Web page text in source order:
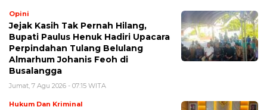
Opini
Jejak Kasih Tak Pernah Hilang,
Bupati Paulus Henuk Hadiri Upacara
Perpindahan Tulang Belulang
Almarhum Johanis Feoh di
Busalangga
Jumat, 7 Agu 2026 - 07:15 WITA
Hukum Dan Kriminal